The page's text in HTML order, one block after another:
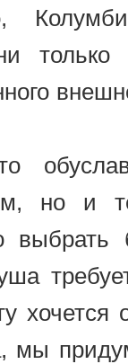
только
но и
выбрать
хочется
мы